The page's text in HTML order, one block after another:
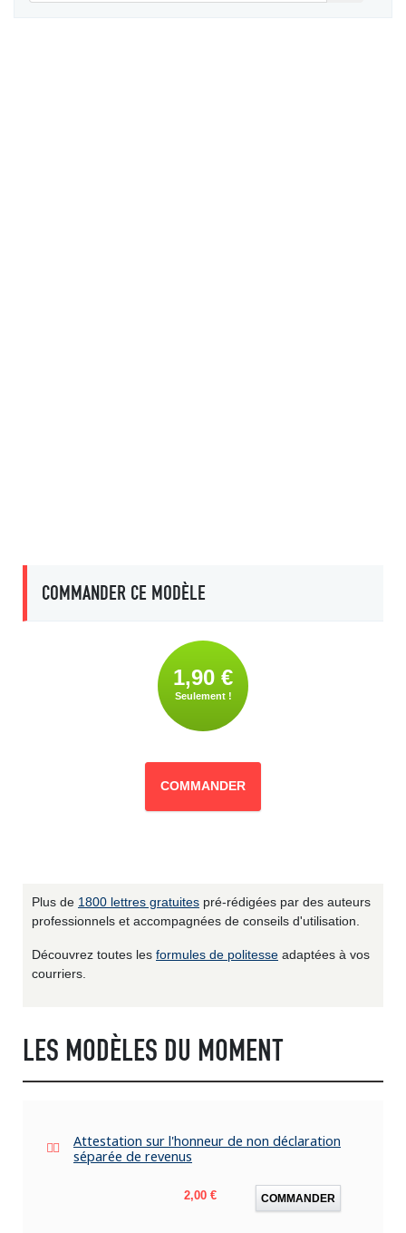
COMMANDER CE MODÈLE
1,90 €
Seulement !
COMMANDER
Plus de 1800 lettres gratuites pré-rédigées par des auteurs
professionnels et accompagnées de conseils d'utilisation.
Découvrez toutes les formules de politesse adaptées à vos
courriers.
LES MODÈLES DU MOMENT
Attestation sur l'honneur de non déclaration
séparée de revenus
Prix
2,00 € COMMANDER